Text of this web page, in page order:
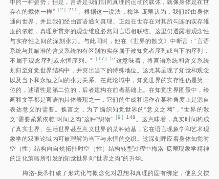
中的一种姿势；但是，言语是我们朝向真理的运动的载体，就像身体是在世
存在的载体一样” ［2 ］255 。根据这一说法，梅洛-庞蒂认为，我们经由身体
通向世界，并且我们经由言语通向真理。正如在世存在对其所勾连的实存维
度的依赖，真理所贯穿的观念维度必然同言语相联结。这里仍透露着观念性
与实存性之间的深刻张力。与此同时，他在《世界的散文》中断言：“言语
系统与其瞄准的含义系统的有区别的实存属于被知觉者序列或当下的序列，
不属于观念序列或永恒序列。” ［ 17 ］57这意味着，将言语系统和含义系统
划归至知觉世界结构中，并突出当下的特殊地位。这尤其呈现了知觉和观念
以及当下和永恒之间的张力关系。在此论域中，知觉世界的实存性仍是第一
位的，述谓性是第二位的，后者建构在前者基础上。在知觉世界图景中，绘
画和文字都是言语的具体表现之一，它们的生成和运作在某种角度上是源自
表达意义的需要。换言之，为了编织知觉世界的“意义之网”，“世界的散
文”需要紧紧依赖“时间之肉”这种“织物” ［9 ］148 。这意味着，真实时间构成
了真实世界、生活世界甚至意义世界的某种始基，它在语言现象学和艺术现
象学的双重论域内可被理解为当下与永恒的交织。这深刻呼应着身体知觉时
空（性）结构向自然拓扑时空（性）结构转型过程中梅洛-庞蒂现象学精神
的泛化策略所引发的知觉世界向“世界之肉”的升华。
梅洛-庞蒂打破了形式化与概念化对思想和真理的固有绑定，使意义摆